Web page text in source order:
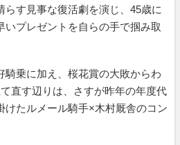
す見事な復活劇を演じ、45歳に
いプレゼントを自らの手で掴み取
乗に加え、桜花賞の大敗からわ
直す辺りは、さすが昨年の年度代
けたルメール騎手×木村厩舎のコン